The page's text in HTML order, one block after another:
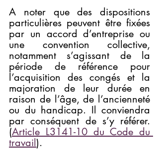
A noter que des dispositions
particulières peuvent être fixées
par un accord d’entreprise ou
une convention collective,
notamment s’agissant de la
période de référence pour
l’acquisition des congés et la
majoration de leur durée en
raison de l’âge, de l’ancienneté
ou du handicap. Il conviendra
par conséquent de s’y référer.
(Article L3141-10 du Code du
travail).